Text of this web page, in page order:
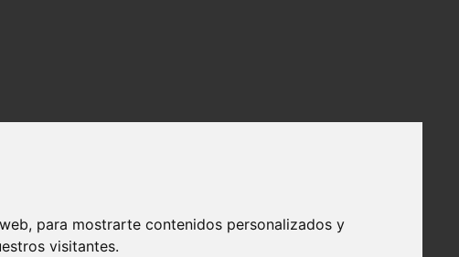
para mostrarte contenidos personalizados y
visitantes.